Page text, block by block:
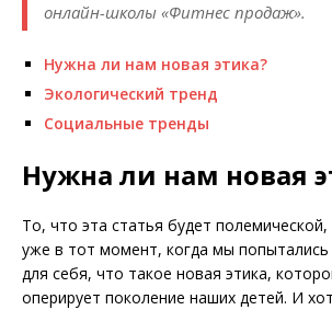
онлайн-школы «Фитнес продаж».
Нужна ли нам новая этика?
Экологический тренд
Социальные тренды
Нужна ли нам новая
То, что эта статья будет
уже в тот момент, когда мы
для себя, что такое новая этика,
оперирует поколение наших детей. И